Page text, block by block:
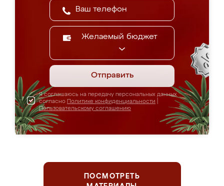
Желаемый бюджет
Отправить
Я соглашаюсь на передачу персональных данных
согласно Политике конфиденциальности
Пользовательскому соглашению
ПОСМОТРЕТЬ